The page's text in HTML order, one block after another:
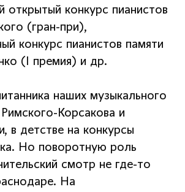
открытый конкурс пианистов
(гран-при),
конкурс пианистов памяти
(I премия) и др.
наших музыкального
Корсакова и
в детстве на конкурсы
Но поворотную роль
смотр не где-то
На